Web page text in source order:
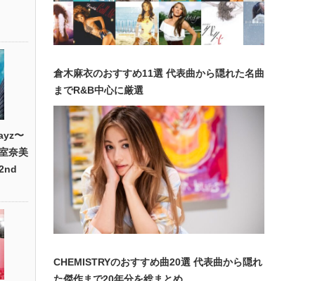
〜
奈美
倉木麻衣のおすすめ11選 代表曲から隠れた名曲
までR&B中心に厳選
CHEMISTRYのおすすめ曲20選 代表曲から隠れ
た傑作まで20年分を総まとめ